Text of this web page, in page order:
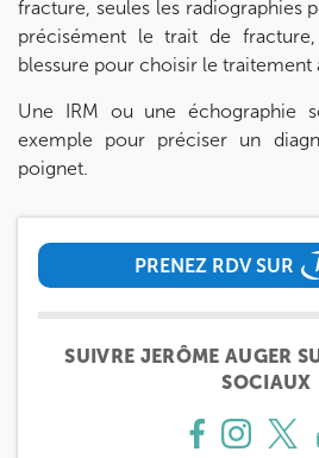
PRENEZ RDV SUR
PRENEZ RDV SUR
SUIVRE JERÔME AUGER
SOCIAUX
fracture, seules les radiographies
précisément le trait de
blessure pour choisir le traitement
Une IRM ou une échographie
exemple pour préciser un
poignet.